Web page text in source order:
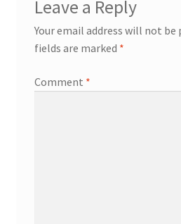
Leave a Reply
Your email address will not be
fields are marked *
Comment *